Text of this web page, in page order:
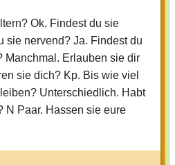
Ok. Findest du sie
sie nervend? Ja. Findest du
Manchmal. Erlauben sie dir
sie dich? Kp. Bis wie viel
Unterschiedlich. Habt
N Paar. Hassen sie eure